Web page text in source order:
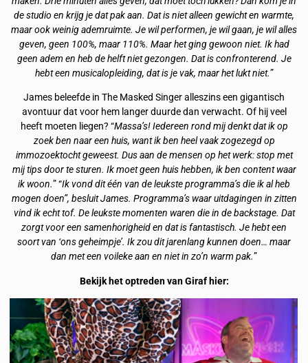
de studio en krijg je dat pak aan. Dat is niet alleen gewicht en warmte,
maar ook weinig ademruimte. Je wil performen, je wil gaan, je wil alles
geven, geen 100%, maar 110%. Maar het ging gewoon niet. Ik had
geen adem en heb de helft niet gezongen. Dat is confronterend. Je
hebt een musicalopleiding, dat is je vak, maar het lukt niet.”
James beleefde in The Masked Singer alleszins een gigantisch
avontuur dat voor hem langer duurde dan verwacht. Of hij veel
heeft moeten liegen? “Massa’s! Iedereen rond mij denkt dat ik op
zoek ben naar een huis, want ik ben heel vaak zogezegd op
immozoektocht geweest. Dus aan de mensen op het werk: stop met
mij tips door te sturen. Ik moet geen huis hebben, ik ben content waar
ik woon.” “Ik vond dit één van de leukste programma’s die ik al heb
mogen doen”, besluit James. Programma’s waar uitdagingen in zitten
vind ik echt tof. De leukste momenten waren die in de backstage. Dat
zorgt voor een samenhorigheid en dat is fantastisch. Je hebt een
soort van ‘ons geheimpje’. Ik zou dit jarenlang kunnen doen… maar
dan met een voileke aan en niet in zo’n warm pak.”
Bekijk het optreden van Giraf hier: